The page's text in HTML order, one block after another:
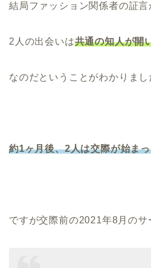
結局ファッション関係者の証言
2人の出会いは共通の知人が開
なのだということがわかりまし
約1ヶ月後、2人は交際が始ま
ですが交際前の2021年8月のサ